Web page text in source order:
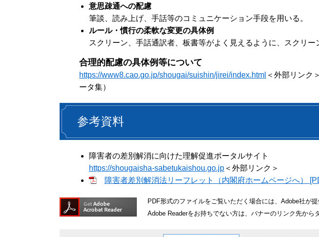
意思疎通への配慮
筆談、読み上げ、手話等のコミュニケーション手段を用いる。
ルール・慣行の柔軟な変更の具体例
スクリーン、手話通訳者、板書等がよく見えるように、スクリー
合理的配慮の具体例等について
https://www8.cao.go.jp/shougai/suishin/jirei/index.html ＜外部リンク＞
ータ集）
参考資料
障害者の差別解消に向けた理解促進ポータルサイト
https://shougaisha-sabetukaishou.go.jp ＜外部リンク＞
障害者差別解消法リーフレット（内閣府ホームページへ）
PDF形式のファイルをご覧いただく場合には、Adobe社が提
Adobe Readerをお持ちでない方は、バナーのリンク先から